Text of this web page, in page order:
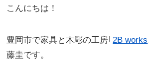
こんにちは！
豊岡市で家具と木彫の工房｢ 2B works
藤圭です。